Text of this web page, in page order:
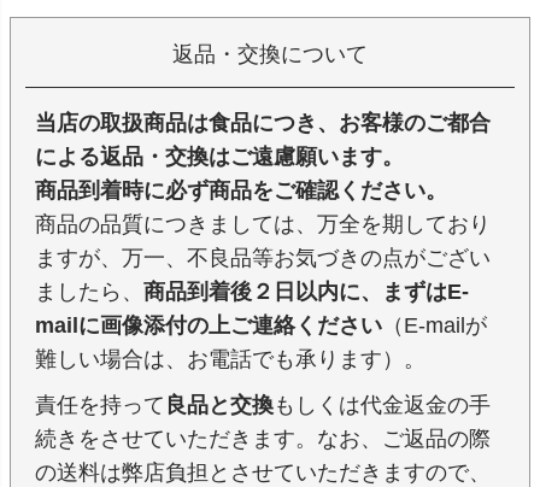
返品・交換について
当店の取扱商品は食品につき、お客様のご都合
による返品・交換はご遠慮願います。
商品到着時に必ず商品をご確認ください。
商品の品質につきましては、万全を期しており
ますが、万一、不良品等お気づきの点がござい
ましたら、 商品到着後２日以内に、まずはE-
mailに画像添付の上ご連絡ください （E-mailが
難しい場合は、お電話でも承ります）。
責任を持って 良品と交換もしくは代金返金の手
続きをさせていただきます。なお、ご返品の際
の送料は弊店負担とさせていただきますので、